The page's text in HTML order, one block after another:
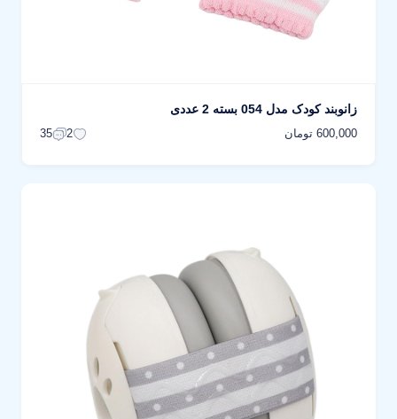
زانوبند کودک مدل 054 بسته 2 عددی
600,000 تومان 2
35